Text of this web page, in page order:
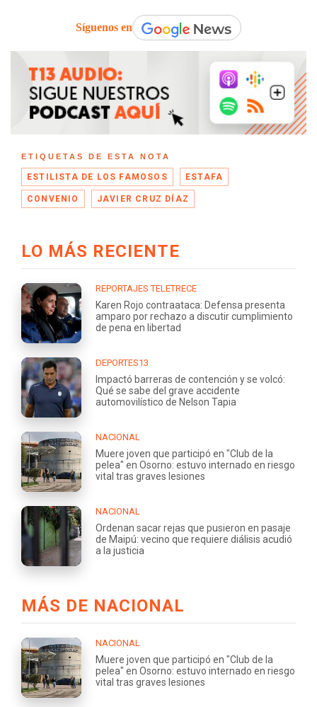
Síguenos en
ETIQUETAS DE ESTA NOTA
ESTILISTA DE LOS FAMOSOS ESTAFA
CONVENIO JAVIER CRUZ DÍAZ
LO MÁS RECIENTE
REPORTAJES TELETRECE
Karen Rojo contraataca: Defensa presenta
amparo por rechazo a discutir cumplimiento
de pena en libertad
DEPORTES13
Impactó barreras de contención y se volcó:
Qué se sabe del grave accidente
automovilístico de Nelson Tapia
NACIONAL
Muere joven que participó en "Club de la
pelea" en Osorno: estuvo internado en riesgo
vital tras graves lesiones
NACIONAL
Ordenan sacar rejas que pusieron en pasaje
de Maipú: vecino que requiere diálisis acudió
a la justicia
MÁS DE NACIONAL
NACIONAL
Muere joven que participó en "Club de la
pelea" en Osorno: estuvo internado en riesgo
vital tras graves lesiones